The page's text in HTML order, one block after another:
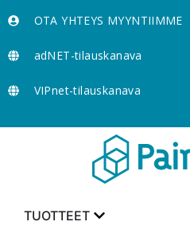
OTA YHTEYS MYYNTIIMME
adNET-tilauskanava
VIPnet-tilauskanava
TUOTTEET